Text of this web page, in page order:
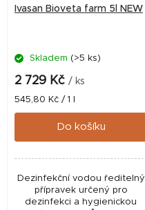
Ivasan Bioveta farm 5l NEW
Skladem (>5 ks)
2 729 Kč / ks
Měrná
cena:
545,80 Kč / 1 l
Do košíku
Dezinfekční vodou ředitelný
přípravek určený pro
dezinfekci a hygienickou